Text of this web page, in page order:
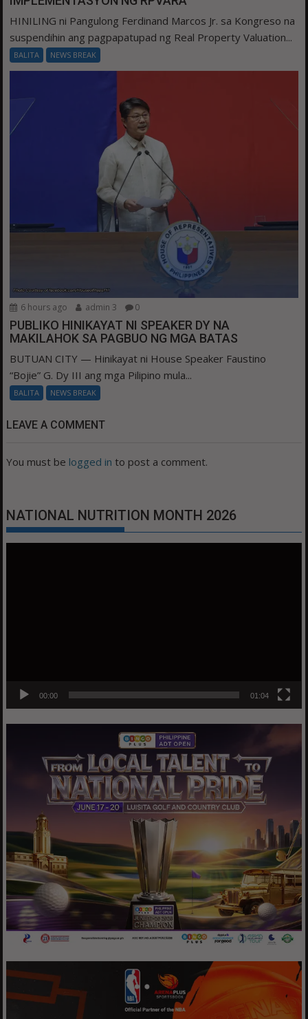
HINILING ni Pangulong Ferdinand Marcos Jr. sa Kongreso na
suspendihin ang pagpapatupad ng Real Property Valuation...
BALITA NEWS BREAK
6 hours ago admin 3 0
PUBLIKO HINIKAYAT NI SPEAKER DY NA
MAKILAHOK SA PAGBUO NG MGA BATAS
BUTUAN CITY — Hinikayat ni House Speaker Faustino
“Bojie” G. Dy III ang mga Pilipino mula...
BALITA NEWS BREAK
LEAVE A COMMENT
You must be logged in to post a comment.
NATIONAL NUTRITION MONTH 2026
00:00 01:04